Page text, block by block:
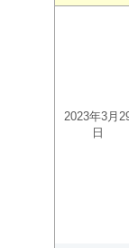
2023年3月
日